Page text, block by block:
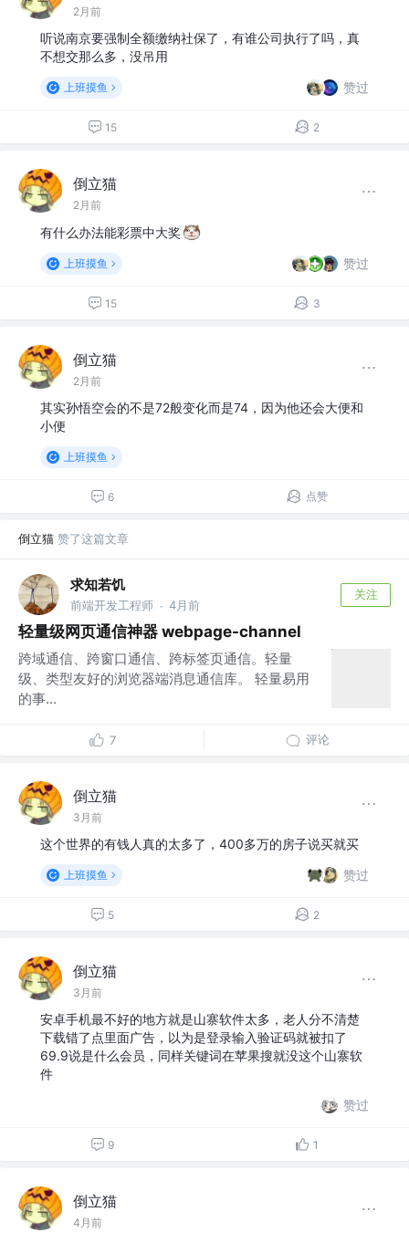
2月前
听说南京要强制全额缴纳社保了，有谁公司执行了吗，真
不想交那么多，没吊用
上班摸鱼 赞过
15 2
倒立猫
2月前
有什么办法能彩票中大奖
上班摸鱼 赞过
15 3
倒立猫
2月前
其实孙悟空会的不是72般变化而是74，因为他还会大便和
小便
上班摸鱼
6 点赞
倒立猫 赞了这篇文章
求知若饥
前端开发工程师 · 4月前
关注
轻量级网页通信神器 webpage-channel
跨域通信、跨窗口通信、跨标签页通信。轻量
级、类型友好的浏览器端消息通信库。 轻量易用
的事...
7 评论
倒立猫
3月前
这个世界的有钱人真的太多了，400多万的房子说买就买
上班摸鱼 赞过
5 2
倒立猫
3月前
安卓手机最不好的地方就是山寨软件太多，老人分不清楚
下载错了点里面广告，以为是登录输入验证码就被扣了
69.9说是什么会员，同样关键词在苹果搜就没这个山寨软
件
赞过
9 1
倒立猫
4月前